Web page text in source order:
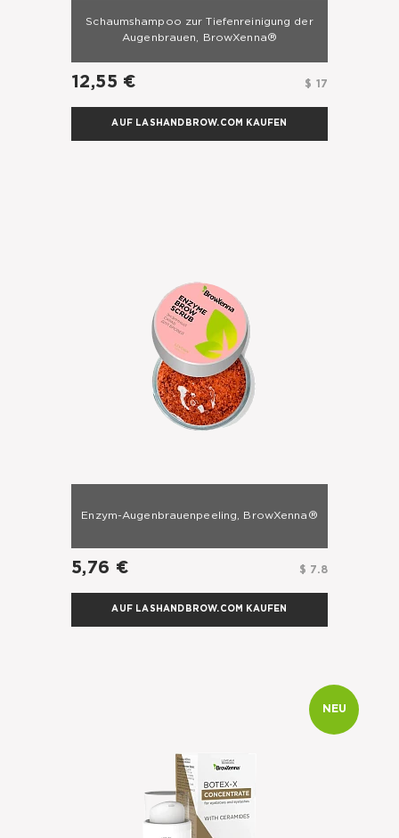
Schaumshampoo zur Tiefenreinigung der
Augenbrauen, BrowXenna®
12,55 € $ 17
AUF LASHANDBROW.COM KAUFEN
Enzym-Augenbrauenpeeling, BrowXenna®
5,76 € $ 7.8
AUF LASHANDBROW.COM KAUFEN
NEU